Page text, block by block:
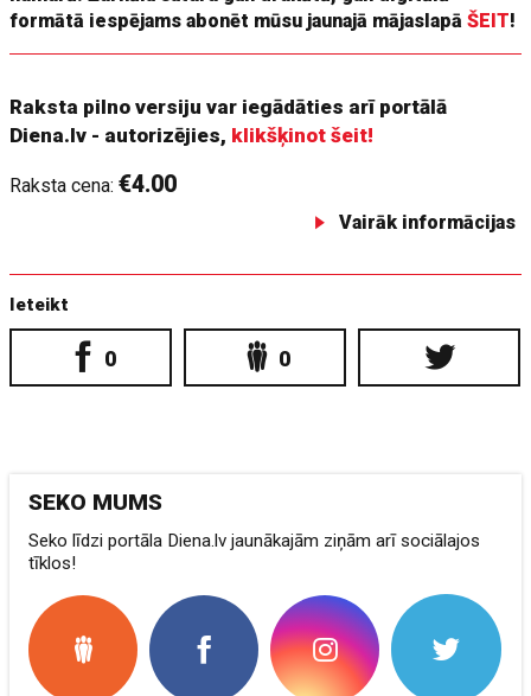
formātā iespējams abonēt mūsu jaunajā mājaslapāŠEIT!
Raksta pilno versiju var iegādāties arī portālā
Diena.lv - autorizējies, klikšķinot šeit!
Raksta cena:€4.00
Vairāk informācijas
Ieteikt
0 0
SEKO MUMS
Seko līdzi portāla Diena.lv jaunākajām ziņām arī sociālajos
tīklos!